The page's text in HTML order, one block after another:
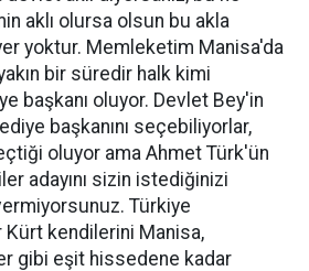
aklı olursa olsun bu akla
yoktur. Memleketim Manisa'da
bir süredir halk kimi
başkanı oluyor. Devlet Bey'in
başkanını seçebiliyorlar,
oluyor ama Ahmet Türk'ün
adayını sizin istediğinizi
Türkiye
kendilerini Manisa,
gibi eşit hissedene kadar